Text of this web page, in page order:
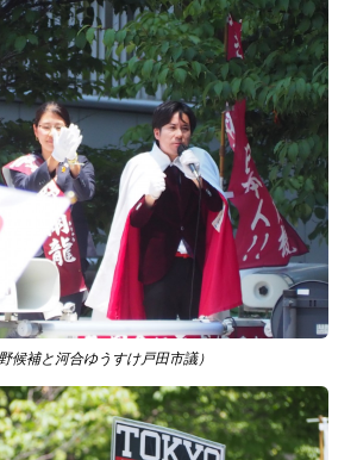
野候補と河合ゆうすけ戸田市議）